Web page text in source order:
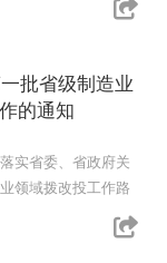
批省级制造业
的通知
实省委、省政府关
领域拨改投工作路